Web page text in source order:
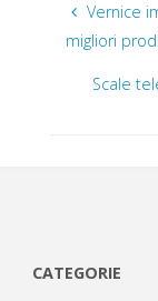
Vernice
migliori
Scale
CATEGORIE